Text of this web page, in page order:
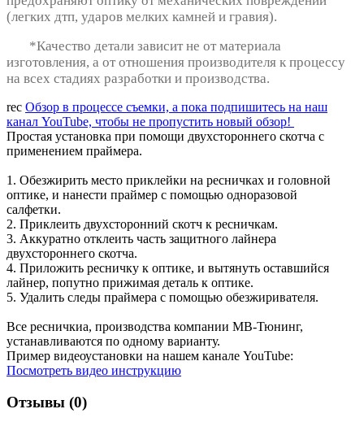
(легких дтп, ударов мелких камней и гравия).
*Качество детали зависит не от материала
изготовления, а от отношения производителя к процессу
на всех стадиях разработки и производства.
rec Обзор в процессе съемки, а пока подпишитесь на наш
канал YouTube, чтобы не пропустить новый обзор!
Простая установка при помощи двухстороннего скотча с
применением праймера.
1. Обезжирить место приклейки на ресничках и головной
оптике, и нанести праймер с помощью одноразовой
салфетки.
2. Приклеить двухсторонний скотч к ресничкам.
3. Аккуратно отклеить часть защитного лайнера
двухстороннего скотча.
4. Приложить ресничку к оптике, и вытянуть оставшийся
лайнер, попутно прижимая деталь к оптике.
5. Удалить следы праймера с помощью обезжиривателя.
Все ресничкиа, производства компании МВ-Тюнинг,
устанавливаются по одному варианту.
Пример видеоустановки на нашем канале YouTube:
Посмотреть видео инструкцию
Отзывы (0)